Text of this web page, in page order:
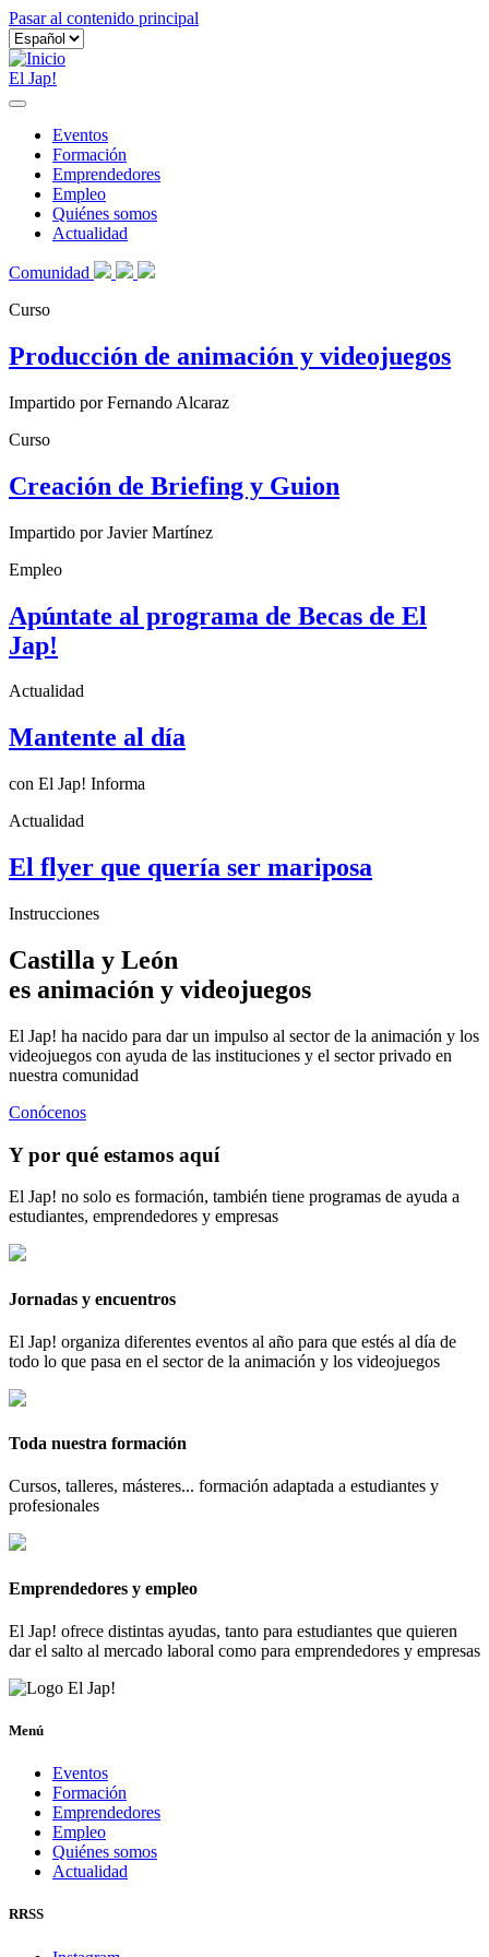
Pasar al contenido principal
El Jap!
Eventos
Formación
Emprendedores
Empleo
Quiénes somos
Actualidad
Comunidad
Curso
Producción de animación y videojuegos
Impartido por Fernando Alcaraz
Curso
Creación de Briefing y Guion
Impartido por Javier Martínez
Empleo
Apúntate al programa de Becas de El
Jap!
Actualidad
Mantente al día
con El Jap! Informa
Actualidad
El flyer que quería ser mariposa
Instrucciones
Castilla y León
es animación y videojuegos
El Jap! ha nacido para dar un impulso al sector de la animación y los
videojuegos con ayuda de las instituciones y el sector privado en
nuestra comunidad
Conócenos
Y por qué estamos aquí
El Jap! no solo es formación, también tiene programas de ayuda a
estudiantes, emprendedores y empresas
Jornadas y encuentros
El Jap! organiza diferentes eventos al año para que estés al día de
todo lo que pasa en el sector de la animación y los videojuegos
Toda nuestra formación
Cursos, talleres, másteres... formación adaptada a estudiantes y
profesionales
Emprendedores y empleo
El Jap! ofrece distintas ayudas, tanto para estudiantes que quieren
dar el salto al mercado laboral como para emprendedores y empresas
Menú
Eventos
Formación
Emprendedores
Empleo
Quiénes somos
Actualidad
RRSS